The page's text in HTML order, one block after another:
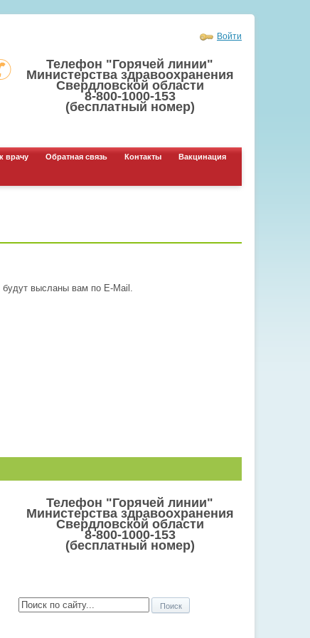
Войти
Телефон "Горячей линии"
Министерства здравоохранения
Свердловской области
8-800-1000-153
(бесплатный номер)
врачу Обратная связь Контакты Вакцинация
будут высланы вам по E-Mail.
Телефон "Горячей линии"
Министерства здравоохранения
Свердловской области
8-800-1000-153
(бесплатный номер)